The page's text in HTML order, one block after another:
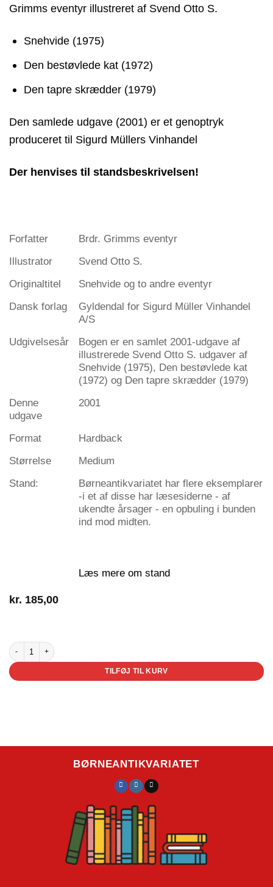
Grimms eventyr illustreret af Svend Otto S.
Snehvide (1975)
Den bestøvlede kat (1972)
Den tapre skrædder (1979)
Den samlede udgave (2001) er et genoptryk
produceret til Sigurd Müllers Vinhandel
Der henvises til standsbeskrivelsen!
Forfatter
Brdr. Grimms eventyr
Illustrator
Svend Otto S.
Originaltitel
Snehvide og to andre eventyr
Dansk forlag
Gyldendal for Sigurd Müller Vinhandel
A/S
Udgivelsesår
Bogen er en samlet 2001-udgave af
illustrerede Svend Otto S. udgaver af
Snehvide (1975), Den bestøvlede kat
(1972) og Den tapre skrædder (1979)
Denne
udgave
2001
Format
Hardback
Størrelse
Medium
Stand:
Børneantikvariatet har flere eksemplarer
-i et af disse har læsesiderne - af
ukendte årsager - en opbuling i bunden
ind mod midten.
Læs mere om stand
kr. 185,00
Snehvide og to andre eventyr antal
TILFØJ TIL KURV
BØRNEANTIKVARIATET